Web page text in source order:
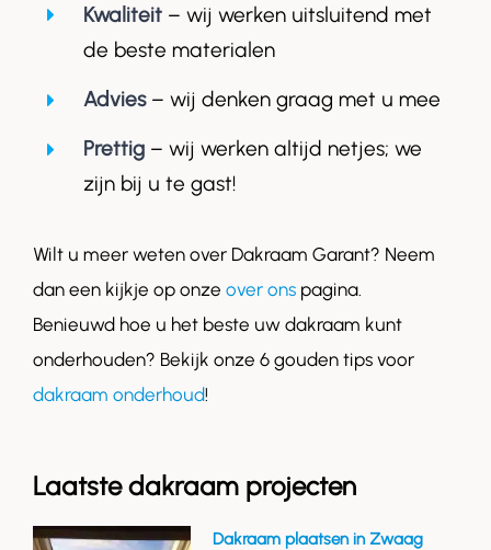
Kwaliteit– wij werken uitsluitend met
de beste materialen
Advies– wij denken graag met u mee
Prettig– wij werken altijd netjes; we
zijn bij u te gast!
Wilt u meer weten over Dakraam Garant? Neem
dan een kijkje op onze over ons pagina.
Benieuwd hoe u het beste uw dakraam kunt
onderhouden? Bekijk onze 6 gouden tips voor
dakraam onderhoud!
Laatste dakraam projecten
Dakraam plaatsen in Zwaag